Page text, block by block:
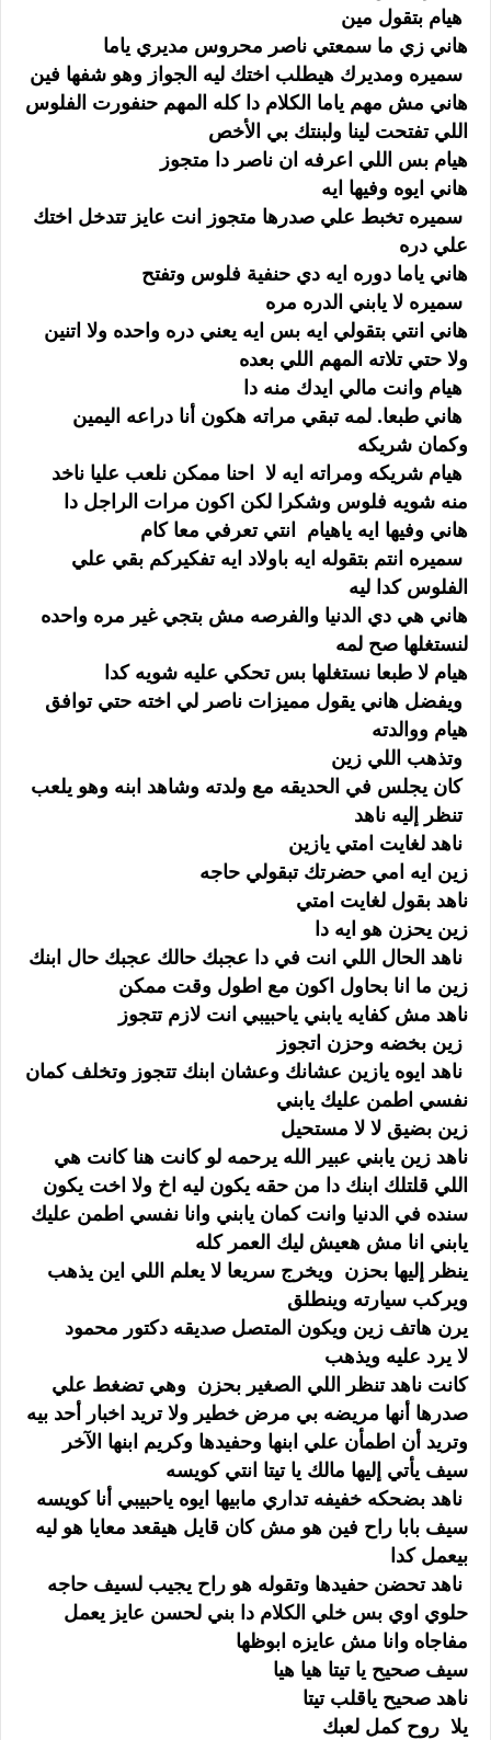
هيام بتقول مين
هاني زي ما سمعتي ناصر محروس مديري ياما
سميره ومديرك هيطلب اختك ليه الجواز وهو شفها فين
هاني مش مهم ياما الكلام دا كله المهم حنفورت الفلوس
اللي تفتحت لينا ولبنتك بي الأخص
هيام بس اللي اعرفه ان ناصر دا متجوز
هاني ايوه وفيها ايه
سميره تخبط علي صدرها متجوز انت عايز تتدخل اختك
علي دره
هاني ياما دوره ايه دي حنفية فلوس وتفتح
سميره لا يابني الدره مره
هاني انتي بتقولي ايه بس ايه يعني دره واحده ولا اتنين
ولا حتي تلاته المهم اللي بعده
هيام وانت مالي ايدك منه دا
هاني طبعا. لمه تبقي مراته هكون أنا دراعه اليمين
وكمان شريكه
هيام شريكه ومراته ايه لا احنا ممكن نلعب عليا ناخد
منه شويه فلوس وشكرا لكن اكون مرات الراجل دا
هاني وفيها ايه ياهيام انتي تعرفي معا كام
سميره انتم بتقوله ايه باولاد ايه تفكيركم بقي علي
الفلوس كدا ليه
هاني هي دي الدنيا والفرصه مش بتجي غير مره واحده
لنستغلها صح لمه
هيام لا طبعا نستغلها بس تحكي عليه شويه كدا
ويفضل هاني يقول مميزات ناصر لي اخته حتي توافق
هيام ووالدته
وتذهب اللي زين
كان يجلس في الحديقه مع ولدته وشاهد ابنه وهو يلعب
تنظر إليه ناهد
ناهد لغايت امتي يازين
زين ايه امي حضرتك تبقولي حاجه
ناهد بقول لغايت امتي
زين يحزن هو ايه دا
ناهد الحال اللي انت في دا عجبك حالك عجبك حال ابنك
زين ما انا بحاول اكون مع اطول وقت ممكن
ناهد مش كفايه يابني ياحبيبي انت لازم تتجوز
زين بخضه وحزن اتجوز
ناهد ايوه يازين عشانك وعشان ابنك تتجوز وتخلف كمان
نفسي اطمن عليك يابني
زين بضيق لا لا مستحيل
ناهد زين يابني عبير الله يرحمه لو كانت هنا كانت هي
اللي قلتلك ابنك دا من حقه يكون ليه اخ ولا اخت يكون
سنده في الدنيا وانت كمان يابني وانا نفسي اطمن عليك
يابني انا مش هعيش ليك العمر كله
ينظر إليها بحزن ويخرج سريعا لا يعلم اللي اين يذهب
ويركب سيارته وينطلق
يرن هاتف زين ويكون المتصل صديقه دكتور محمود
لا يرد عليه ويذهب
كانت ناهد تنظر اللي الصغير بحزن وهي تضغط علي
صدرها أنها مريضه بي مرض خطير ولا تريد اخبار أحد بيه
وتريد أن اطمأن علي ابنها وحفيدها وكريم ابنها الآخر
سيف يأتي إليها مالك يا تيتا انتي كويسه
ناهد بضحكه خفيفه تداري مابيها ايوه ياحبيبي أنا كويسه
سيف بابا راح فين هو مش كان قايل هيقعد معايا هو ليه
بيعمل كدا
ناهد تحضن حفيدها وتقوله هو راح يجيب لسيف حاجه
حلوي اوي بس خلي الكلام دا بني لحسن عايز يعمل
مفاجاه وانا مش عايزه ابوظها
سيف صحيح يا تيتا هيا هيا
ناهد صحيح ياقلب تيتا
يلا روح كمل لعبك